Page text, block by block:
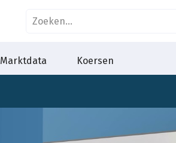
Marktdata Koersen